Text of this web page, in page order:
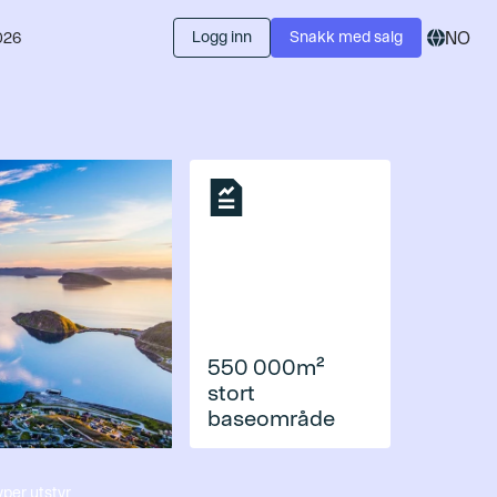
Logg inn Snakk med salg NO
550 000m²
stort
baseområde
utstyr